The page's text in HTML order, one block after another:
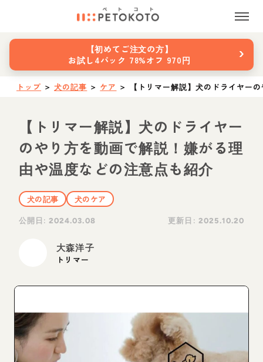
【初めてご注文の方】
お試し4パック 78%オフ 970円
›
トップ ＞ 犬の記事 ＞ ケア ＞ 【トリマー解説】犬のドライヤー
【トリマー解説】犬のドライヤー
のやり方を動画で解説！嫌がる理
由や温度などの注意点も紹介
犬の記事
犬のケア
公開日:2024.03.08 更新日: 2025.10.20
大森洋子
トリマー